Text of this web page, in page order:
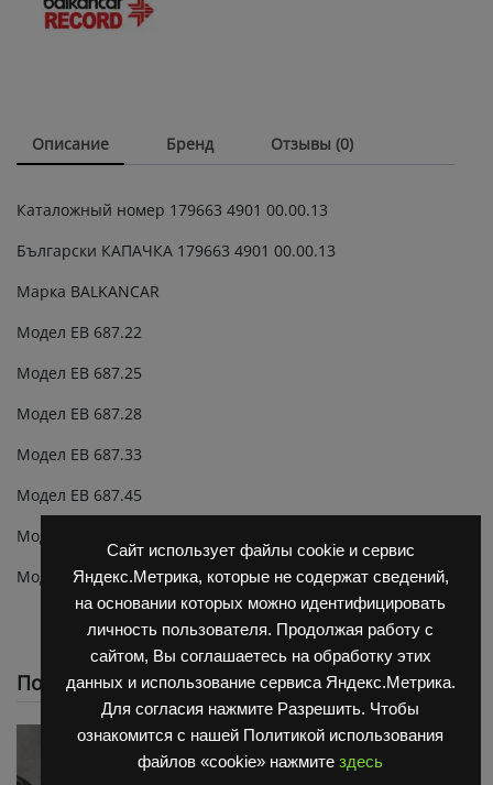
Сайт использует файлы cookie и сервис
Яндекс.Метрика, которые не содержат сведений,
на основании которых можно идентифицировать
личность пользователя. Продолжая работу с
сайтом, Вы соглашаетесь на обработку этих
данных и использование сервиса Яндекс.Метрика.
Для согласия нажмите Разрешить. Чтобы
ознакомится с нашей Политикой использования
файлов «cookie» нажмите здесь
Описание Бренд Отзывы (0)
Каталожный номер 179663 4901 00.00.13
Български КАПАЧКА 179663 4901 00.00.13
Марка BALKANCAR
Модел ЕВ 687.22
Модел ЕВ 687.25
Модел ЕВ 687.28
Модел ЕВ 687.33
Модел ЕВ 687.45
Модел ЕВ 717.33
Модел ЕВ 717.45
Похожие